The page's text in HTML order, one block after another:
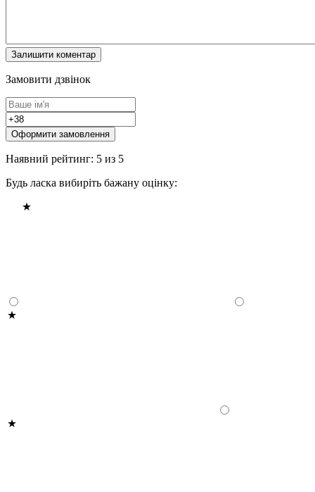
Замовити дзвінок
Оформити замовлення
Наявний рейтинг: 5 из 5
Будь ласка вибиріть бажану оцінку: